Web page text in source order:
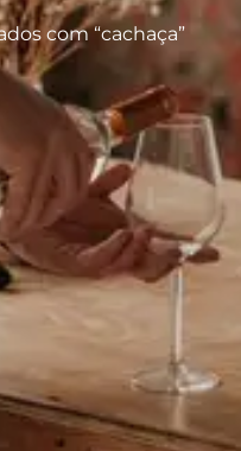
com “cachaça”